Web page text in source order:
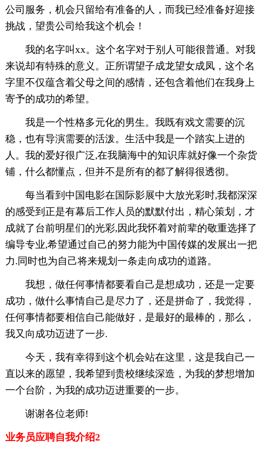
公司服务，机会只留给有准备的人，而我已经准备好迎接
挑战，望贵公司给我这个机会！
我的名字叫xx。这个名字对于别人可能很普通。对我
来说却有特殊的意义。正所谓望子成龙望女成凤，这个名
字里不仅蕴含着父母之间的感情，还包含着他们在我身上
寄予的成功的希望。
我是一个性格多元化的男生。我既有戏文需要的沉
稳，也有导演需要的活泼。生活中我是一个踏实上进的
人。我的爱好很广泛,在我脑海中的知识库就好像一个杂货
铺，什么都懂点，但并不是所有的都了解得很透彻。
每当看到中国电影在国际影展中大放光彩时,我都深深
的感受到正是有幕后工作人员的默默付出，精心策划，才
成就了台前明星们的光彩,因此我怀着对前辈的敬重选择了
编导专业,希望通过自己的努力能为中国传媒的发展出一把
力.同时也为自己将来规划一条走向成功的道路。
我想，做任何事情都要看自己是想成功，还是一定要
成功，做什么事情自己是尽力了，还是拼命了，我觉得，
任何事情都要相信自己能做好，是最好的最棒的，那么，
我又向成功迈进了一步.
今天，我有幸得到这个机会站在这里，这是我自己一
直以来的愿望，我希望到贵校继续深造，为我的梦想增加
一个台阶，为我的成功迈进重要的一步。
谢谢各位老师!
业务员应聘自我介绍2